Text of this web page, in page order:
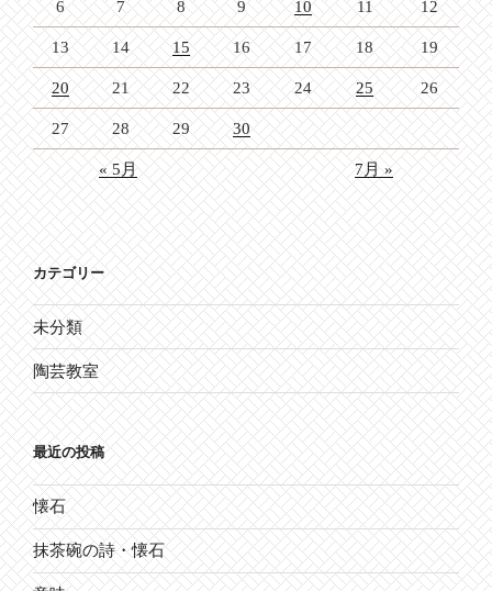
6 7 8 9 10 11 12
13 14 15 16 17 18 19
20 21 22 23 24 25 26
27 28 29 30
« 5月 7月 »
カテゴリー
未分類
陶芸教室
最近の投稿
懐石
抹茶碗の詩・懐石